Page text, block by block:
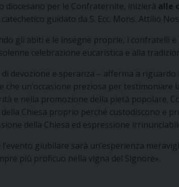
diocesano per le Confraternite, inizierà alle
guidato da S. Ecc. Mons. Attilio
gli abiti e le insegne proprie, i confratelli
celebrazione eucaristica e alla
devozione e speranza – afferma a
che un’occasione preziosa per
e nella promozione della pietà popolare.
Chiesa proprio perché custodiscono e
della Chiesa ed espressione
giubilare sarà un’esperienza
più proficuo nella vigna del Signore».